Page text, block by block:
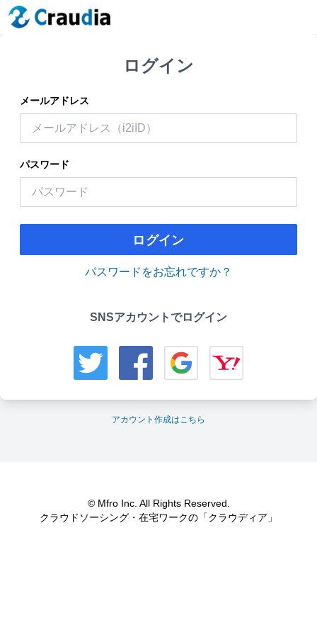
ログイン
メールアドレス
パスワード
ログイン
パスワードをお忘れですか？
SNSアカウントでログイン
アカウント作成はこちら
© Mfro Inc. All Rights Reserved.
クラウドソーシング・在宅ワークの「クラウディア」